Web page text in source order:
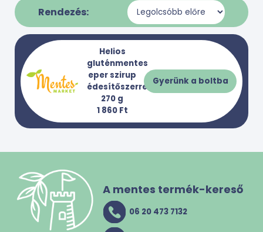
Rendezés:
Helios
gluténmentes
eper szirup
édesítőszerrel
270 g
1 860 Ft
Gyerünk a boltba
A mentes termék-kereső
06 20 473 7132